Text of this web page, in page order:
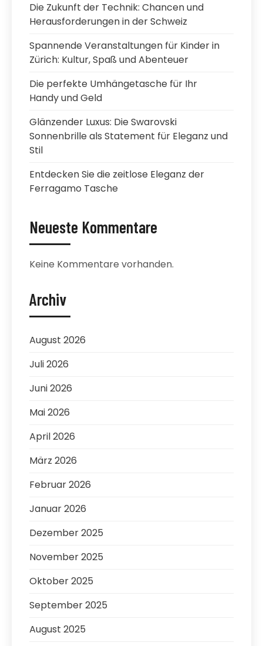
Die Zukunft der Technik: Chancen und
Herausforderungen in der Schweiz
Spannende Veranstaltungen für Kinder in
Zürich: Kultur, Spaß und Abenteuer
Die perfekte Umhängetasche für Ihr
Handy und Geld
Glänzender Luxus: Die Swarovski
Sonnenbrille als Statement für Eleganz und
Stil
Entdecken Sie die zeitlose Eleganz der
Ferragamo Tasche
Neueste Kommentare
Keine Kommentare vorhanden.
Archiv
August 2026
Juli 2026
Juni 2026
Mai 2026
April 2026
März 2026
Februar 2026
Januar 2026
Dezember 2025
November 2025
Oktober 2025
September 2025
August 2025